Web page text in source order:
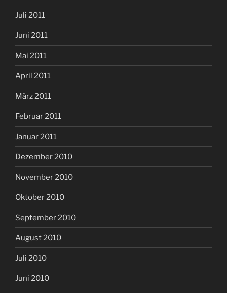
Juli 2011
Juni 2011
Mai 2011
April 2011
März 2011
Februar 2011
Januar 2011
Dezember 2010
November 2010
Oktober 2010
September 2010
August 2010
Juli 2010
Juni 2010